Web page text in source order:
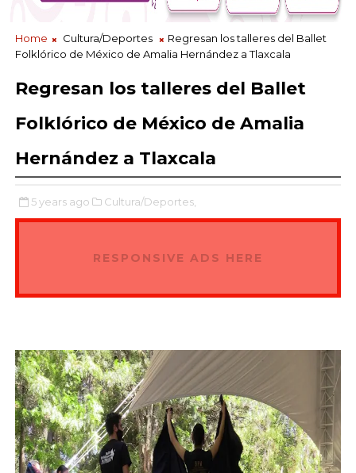
Home Cultura/Deportes
Regresan los talleres del Ballet
Folklórico de México de Amalia Hernández a Tlaxcala
Regresan los talleres del Ballet
Folklórico de México de Amalia
Hernández a Tlaxcala
5 years ago Cultura/Deportes,
RESPONSIVE ADS HERE